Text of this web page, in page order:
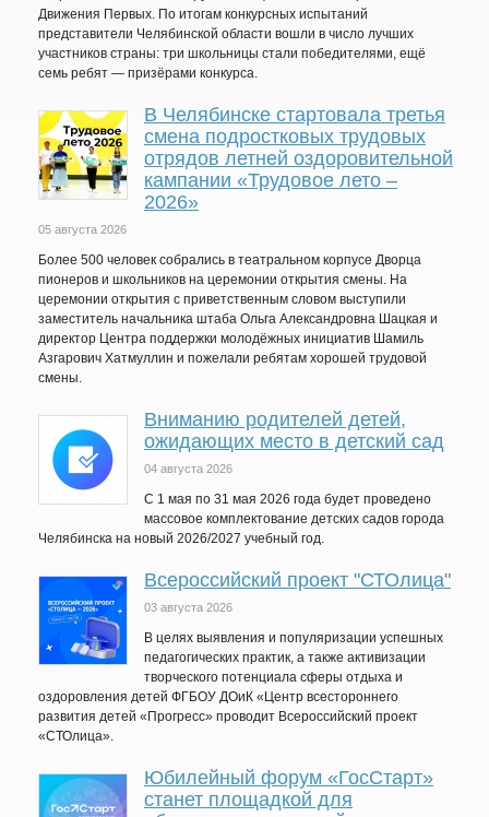
Движения Первых. По итогам конкурсных испытаний
представители Челябинской области вошли в число лучших
участников страны: три школьницы стали победителями, ещё
семь ребят — призёрами конкурса.
В Челябинске стартовала третья
смена подростковых трудовых
отрядов летней оздоровительной
кампании «Трудовое лето –
2026»
05 августа 2026
Более 500 человек собрались в театральном корпусе Дворца
пионеров и школьников на церемонии открытия смены. На
церемонии открытия с приветственным словом выступили
заместитель начальника штаба Ольга Александровна Шацкая и
директор Центра поддержки молодёжных инициатив Шамиль
Азгарович Хатмуллин и пожелали ребятам хорошей трудовой
смены.
Вниманию родителей детей,
ожидающих место в детский сад
04 августа 2026
C 1 мая по 31 мая 2026 года будет проведено
массовое комплектование детских садов города
Челябинска на новый 2026/2027 учебный год.
Всероссийский проект "СТОлица"
03 августа 2026
В целях выявления и популяризации успешных
педагогических практик, а также активизации
творческого потенциала сферы отдыха и
оздоровления детей ФГБОУ ДОиК «Центр всестороннего
развития детей «Прогресс» проводит Всероссийский проект
«СТОлица».
Юбилейный форум «ГосСтарт»
станет площадкой для